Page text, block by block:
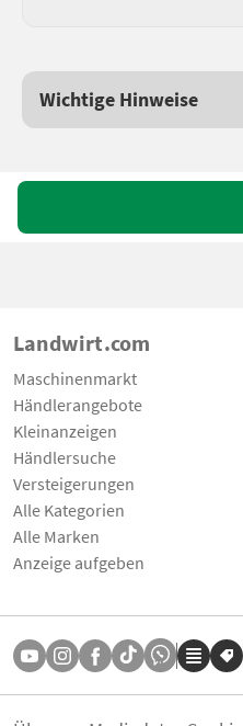
Wichtige Hinweise
Landwirt.com
Maschinenmarkt
Händlerangebote
Kleinanzeigen
Händlersuche
Versteigerungen
Alle Kategorien
Alle Marken
Anzeige aufgeben